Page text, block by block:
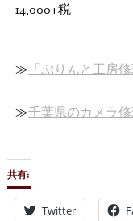
14,000+税
≫「ぷりんと工房
≫千葉県のカメラ
共有:
Twitter